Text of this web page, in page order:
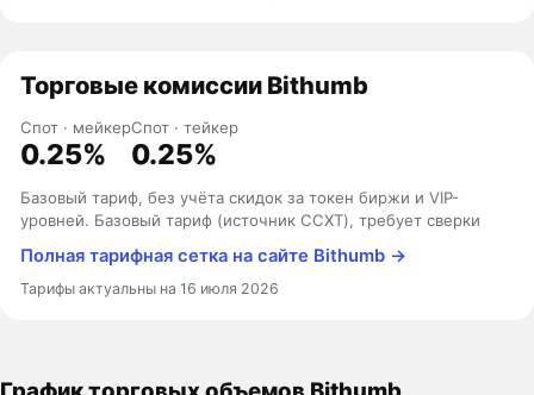
Торговые комиссии Bithumb
Спот · мейкер
0.25%
Спот · тейкер
0.25%
Базовый тариф, без учёта скидок за токен биржи и VIP-
уровней. Базовый тариф (источник CCXT), требует сверки
Полная тарифная сетка на сайте Bithumb →
Тарифы актуальны на 16 июля 2026